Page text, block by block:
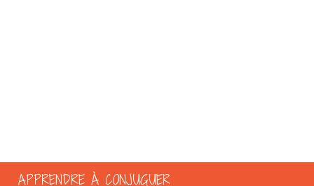
APPRENDRE À CONJUGUER